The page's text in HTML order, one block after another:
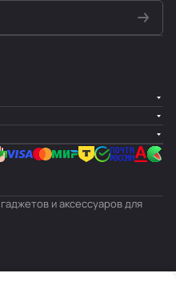
и аксессуаров для